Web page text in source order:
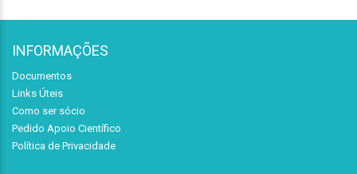
INFORMAÇÕES
Documentos
Links Úteis
Como ser sócio
Pedido Apoio Científico
Política de Privacidade